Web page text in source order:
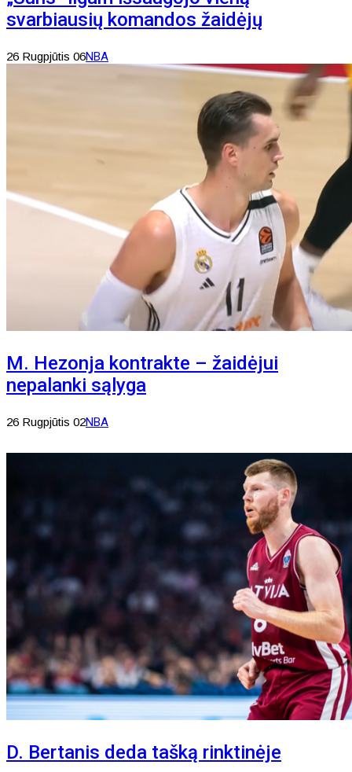
svarbiausių komandos žaidėjų
26 Rugpjūtis 06NBA
M. Hezonja kontrakte – žaidėjui
nepalanki sąlyga
26 Rugpjūtis 02NBA
D. Bertanis deda tašką rinktinėje